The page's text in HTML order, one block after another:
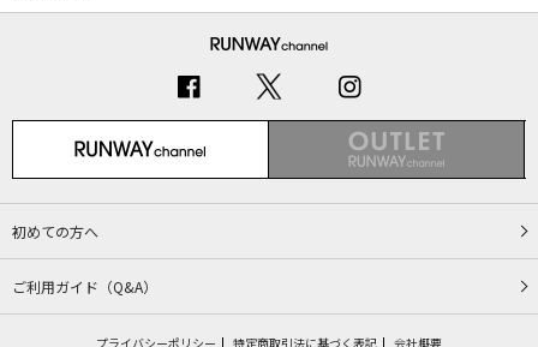
初めての方へ
ご利用ガイド（Q&A）
プライバシーポリシー 特定商取引法に基づく表記 会社概要